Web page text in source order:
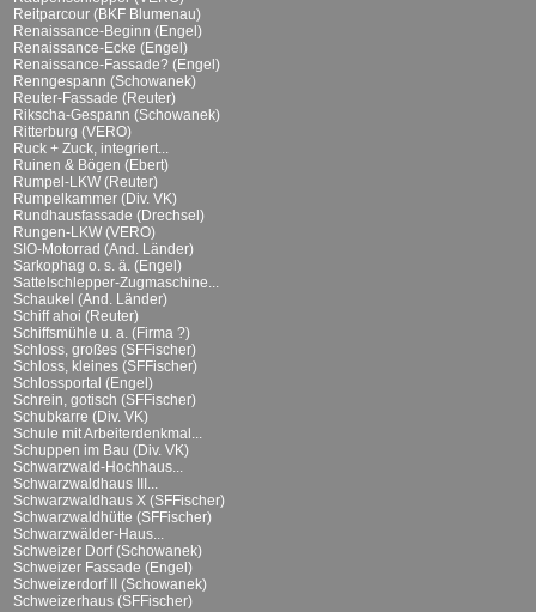
Reitparcour (BKF Blumenau)
Renaissance-Beginn (Engel)
Renaissance-Ecke (Engel)
Renaissance-Fassade? (Engel)
Renngespann (Schowanek)
Reuter-Fassade (Reuter)
Rikscha-Gespann (Schowanek)
Ritterburg (VERO)
Ruck + Zuck, integriert...
Ruinen & Bögen (Ebert)
Rumpel-LKW (Reuter)
Rumpelkammer (Div. VK)
Rundhausfassade (Drechsel)
Rungen-LKW (VERO)
SIO-Motorrad (And. Länder)
Sarkophag o. s. ä. (Engel)
Sattelschlepper-Zugmaschine...
Schaukel (And. Länder)
Schiff ahoi (Reuter)
Schiffsmühle u. a. (Firma ?)
Schloss, großes (SFFischer)
Schloss, kleines (SFFischer)
Schlossportal (Engel)
Schrein, gotisch (SFFischer)
Schubkarre (Div. VK)
Schule mit Arbeiterdenkmal...
Schuppen im Bau (Div. VK)
Schwarzwald-Hochhaus...
Schwarzwaldhaus III...
Schwarzwaldhaus X (SFFischer)
Schwarzwaldhütte (SFFischer)
Schwarzwälder-Haus...
Schweizer Dorf (Schowanek)
Schweizer Fassade (Engel)
Schweizerdorf II (Schowanek)
Schweizerhaus (SFFischer)